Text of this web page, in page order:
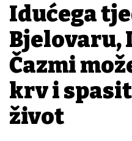
Idućega
Bjelovaru,
Čazmi
krv i
život